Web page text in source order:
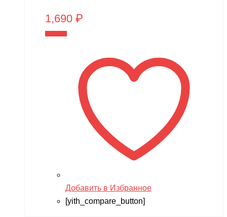
1,690 ₽
Добавить в Избранное
[yith_compare_button]